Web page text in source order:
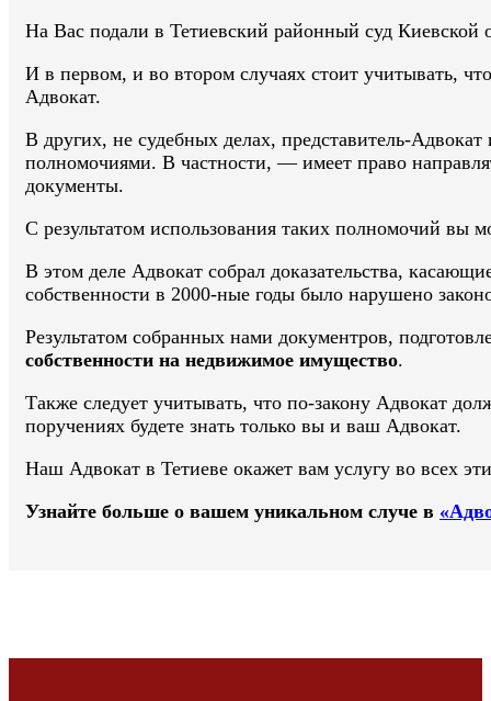
На Вас подали в Тетиевский районный суд Киевской
И в первом, и во втором случаях стоит учитывать,
Адвокат.
В других, не судебных делах, представитель-
полномочиями. В частности, — имеет право
документы.
С результатом использования таких полномочий вы
В этом деле Адвокат собрал доказательства,
собственности в 2000-ные годы было нарушено
Результатом собранных нами документров,
собственности на недвижимое имущество.
Также следует учитывать, что по-закону Адвокат
поручениях будете знать только вы и ваш Адвокат.
Наш Адвокат в Тетиеве окажет вам услугу во всех
Узнайте больше о вашем уникальном случе в